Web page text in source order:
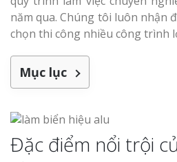
năm qua. Chúng tôi luôn nhận
chọn thi công nhiều công trình
Mục lục
Đặc điểm nổi trội